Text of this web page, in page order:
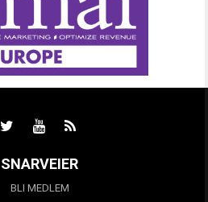
SNARVEIER
BLI MEDLEM